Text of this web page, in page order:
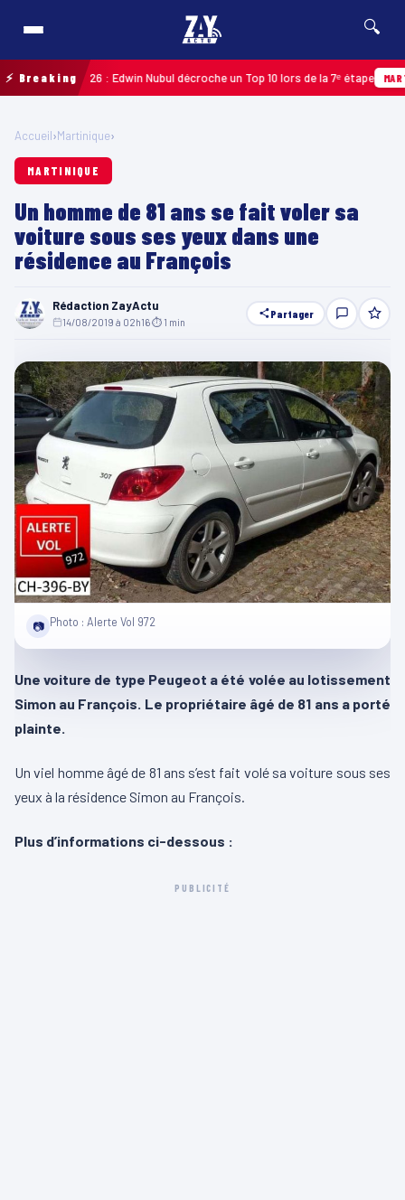
🔍
⚡ Breaking2026 : Edwin Nubul décroche un Top 10 lors de la 7ᵉ étape
Accueil›Martinique›
MARTINIQUE
Un homme de 81 ans se fait voler sa
voiture sous ses yeux dans une
résidence au François
Rédaction ZayActu
14/08/2019 à 02h16⏱ 1 min
Partager
📷 Photo : Alerte Vol 972
Une voiture de type Peugeot a été volée au lotissement
Simon au François. Le propriétaire âgé de 81 ans a porté
plainte.
Un viel homme âgé de 81 ans s’est fait volé sa voiture sous ses
yeux à la résidence Simon au François.
Plus d’informations ci-dessous :
PUBLICITÉ